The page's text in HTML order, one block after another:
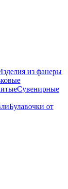
из фанеры
Сувенирные
Булавочки от